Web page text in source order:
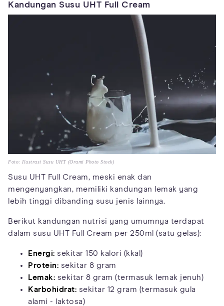
Kandungan Susu UHT Full Cream
Foto: Ilustrasi Susu UHT (Orami Photo Stock)
Susu UHT Full Cream, meski enak dan
mengenyangkan, memiliki kandungan lemak yang
lebih tinggi dibanding susu jenis lainnya.
Berikut kandungan nutrisi yang umumnya terdapat
dalam susu UHT Full Cream per 250ml (satu gelas):
Energi: sekitar 150 kalori (kkal)
Protein: sekitar 8 gram
Lemak: sekitar 8 gram (termasuk lemak jenuh)
Karbohidrat: sekitar 12 gram (termasuk gula
alami - laktosa)